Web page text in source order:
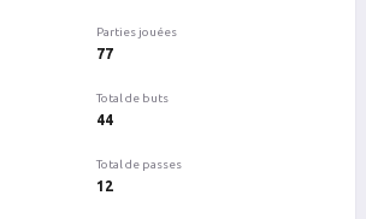
Parties jouées
77
Total de buts
44
Total de passes
12